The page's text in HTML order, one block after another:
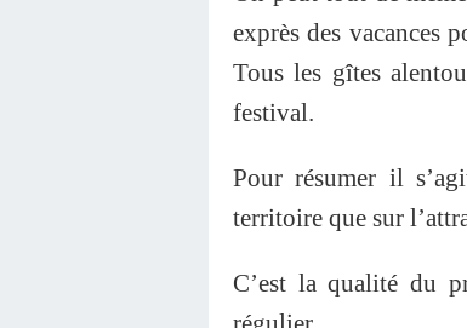
exprès des vacances
Tous les gîtes
festival.
Pour résumer il
territoire que sur
C’est la qualité du
régulier.